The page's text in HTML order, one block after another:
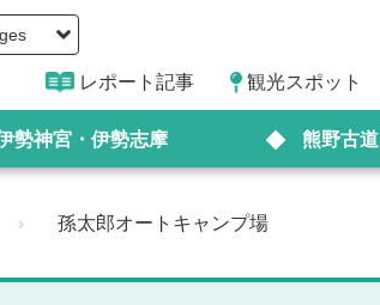
レポート記事 観光スポット
勢神宮・伊勢志摩 熊野古道
› 孫太郎オートキャンプ場